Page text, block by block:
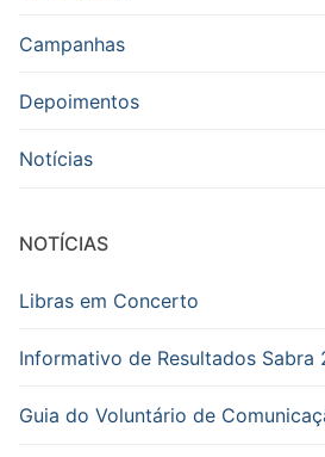
Campanhas
Depoimentos
Notícias
NOTÍCIAS
Libras em Concerto
Informativo de Resultados Sabra
Guia do Voluntário de